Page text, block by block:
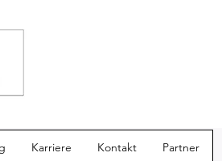
Karriere Kontakt Partner